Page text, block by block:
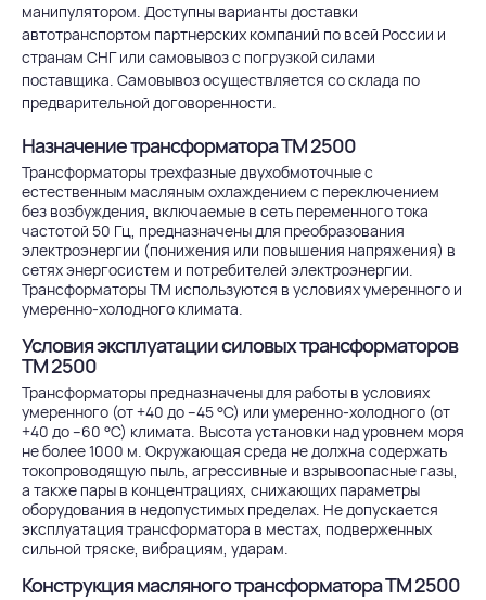
манипулятором. Доступны варианты доставки
автотранспортом партнерских компаний по всей России и
странам СНГ или самовывоз с погрузкой силами
поставщика. Самовывоз осуществляется со склада по
предварительной договоренности.
Назначение трансформатора ТМ 2500
Трансформаторы трехфазные двухобмоточные с
естественным масляным охлаждением с переключением
без возбуждения, включаемые в сеть переменного тока
частотой 50 Гц, предназначены для преобразования
электроэнергии (понижения или повышения напряжения) в
сетях энергосистем и потребителей электроэнергии.
Трансформаторы ТМ используются в условиях умеренного и
умеренно-холодного климата.
Условия эксплуатации силовых трансформаторов
ТМ 2500
Трансформаторы предназначены для работы в условиях
умеренного (от +40 до –45 °С) или умеренно-холодного (от
+40 до –60 °С) климата. Высота установки над уровнем моря
не более 1000 м. Окружающая среда не должна содержать
токопроводящую пыль, агрессивные и взрывоопасные газы,
а также пары в концентрациях, снижающих параметры
оборудования в недопустимых пределах. Не допускается
эксплуатация трансформатора в местах, подверженных
сильной тряске, вибрациям, ударам.
Конструкция масляного трансформатора ТМ 2500